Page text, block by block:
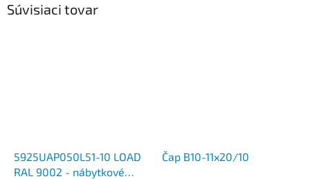
Súvisiaci tovar
5925UAP050L51-10 LOAD
RAL 9002 - nábytkové
Čap B10-11x20/10